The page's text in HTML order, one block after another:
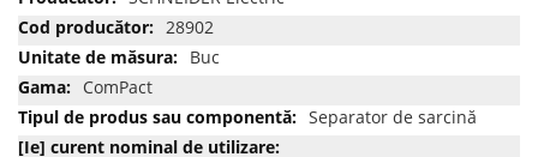
multe
informatii
28902
Buc
ComPact
Separator de sarcină